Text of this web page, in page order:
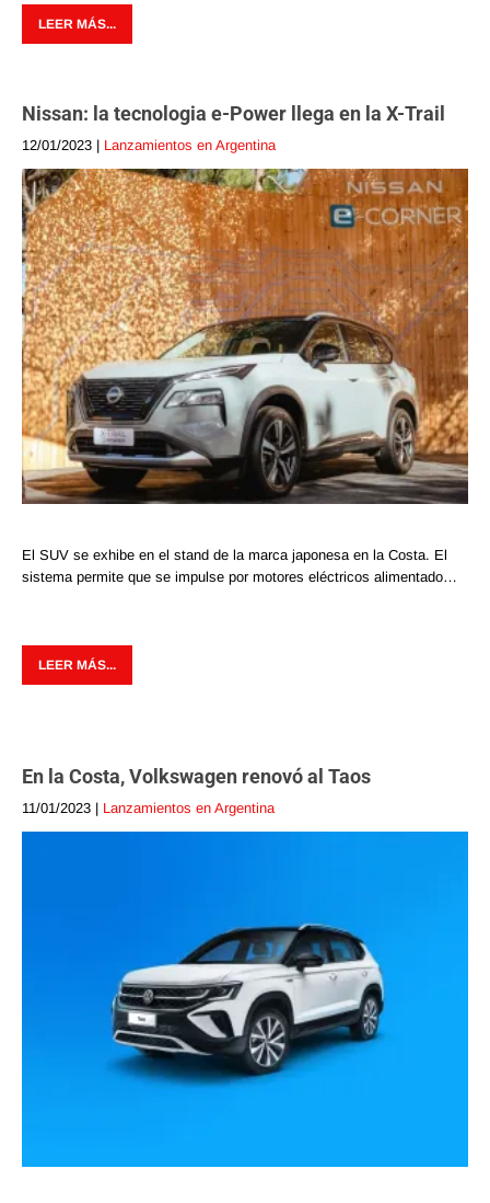
LEER MÁS...
Nissan: la tecnologia e-Power llega en la X-Trail
12/01/2023 | Lanzamientos en Argentina
El SUV se exhibe en el stand de la marca japonesa en la Costa. El
sistema permite que se impulse por motores eléctricos alimentado…
LEER MÁS...
En la Costa, Volkswagen renovó al Taos
11/01/2023 | Lanzamientos en Argentina